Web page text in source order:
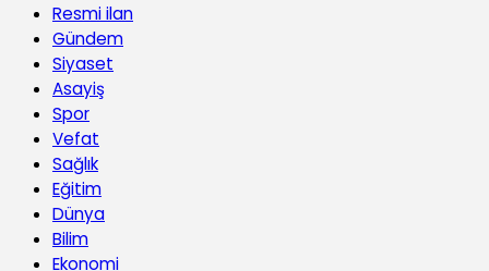
Resmi ilan
Gündem
Siyaset
Asayiş
Spor
Vefat
Sağlık
Eğitim
Dünya
Bilim
Ekonomi